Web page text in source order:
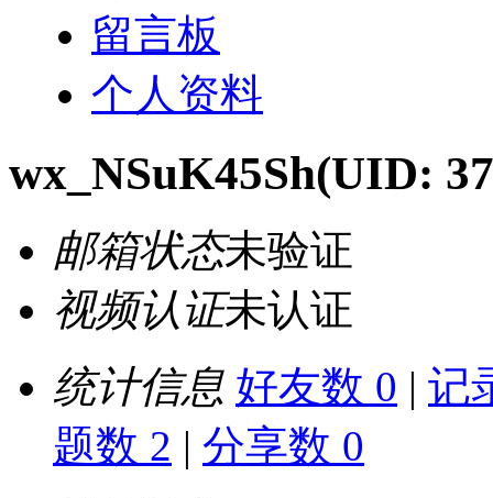
留言板
个人资料
wx_NSuK45Sh(UID:
邮箱状态未验证
视频认证未认证
统计信息 好友数 0 | 记
题数 2 | 分享数 0